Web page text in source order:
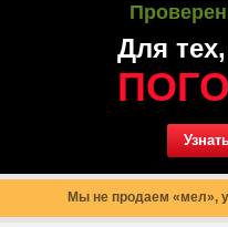
Для
Мы не продаем «мел», у